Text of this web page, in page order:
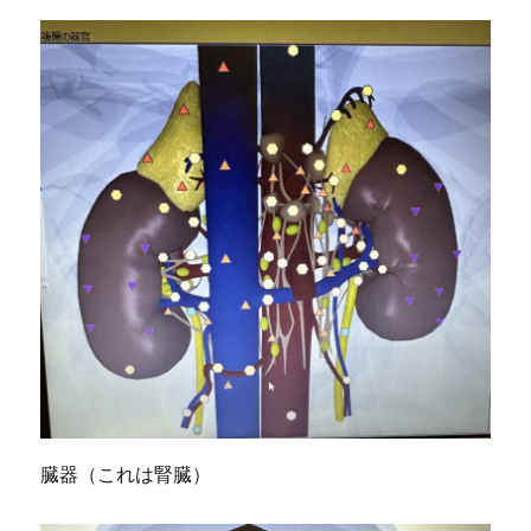
臓器（これは腎臓）